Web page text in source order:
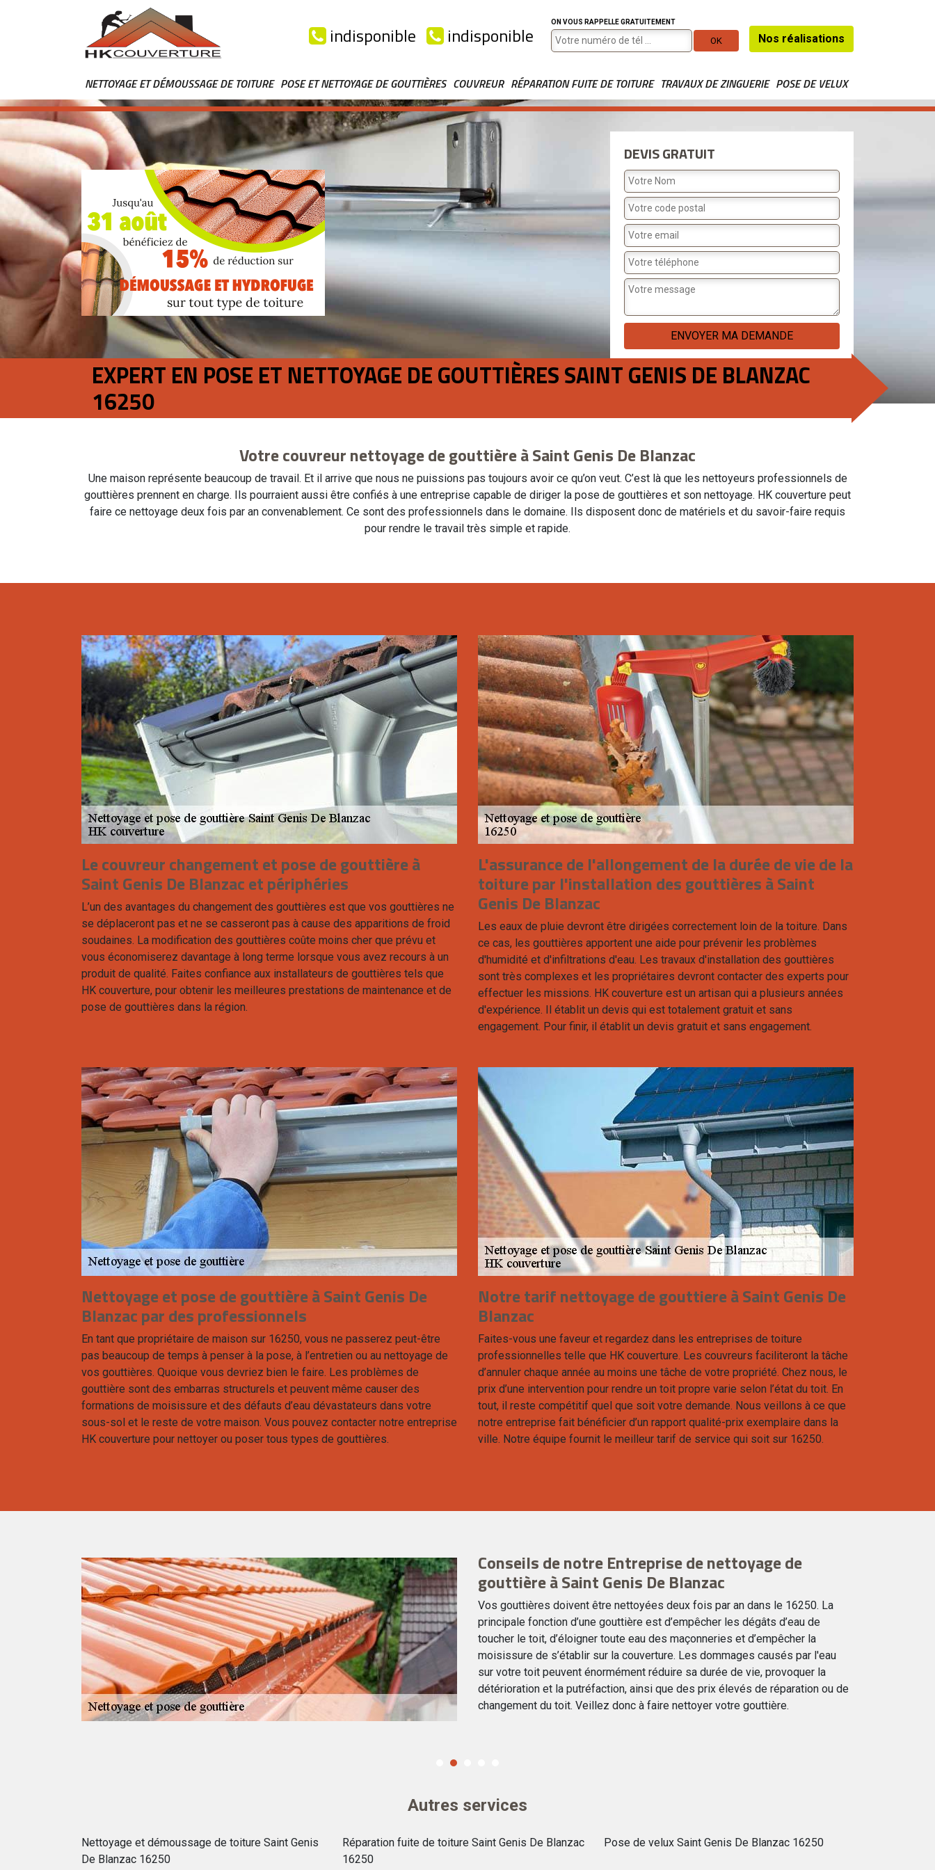
indisponible indisponible
ON VOUS RAPPELLE GRATUITEMENT
Nos réalisations
NETTOYAGE ET DÉMOUSSAGE DE TOITURE POSE ET NETTOYAGE DE GOUTTIÈRES COUVREUR RÉPARATION FUITE DE TOITURE TRAVAUX DE ZINGUERIE POSE DE VELUX
DEVIS GRATUIT
EXPERT EN POSE ET NETTOYAGE DE GOUTTIÈRES SAINT GENIS DE BLANZAC
16250
Votre couvreur nettoyage de gouttière à Saint Genis De Blanzac
Une maison représente beaucoup de travail. Et il arrive que nous ne puissions pas toujours avoir ce qu’on veut. C’est là que les nettoyeurs professionnels de
gouttières prennent en charge. Ils pourraient aussi être confiés à une entreprise capable de diriger la pose de gouttières et son nettoyage. HK couverture peut
faire ce nettoyage deux fois par an convenablement. Ce sont des professionnels dans le domaine. Ils disposent donc de matériels et du savoir-faire requis
pour rendre le travail très simple et rapide.
Le couvreur changement et pose de gouttière à
Saint Genis De Blanzac et périphéries
L’un des avantages du changement des gouttières est que vos gouttières ne
se déplaceront pas et ne se casseront pas à cause des apparitions de froid
soudaines. La modification des gouttières coûte moins cher que prévu et
vous économiserez davantage à long terme lorsque vous avez recours à un
produit de qualité. Faites confiance aux installateurs de gouttières tels que
HK couverture, pour obtenir les meilleures prestations de maintenance et de
pose de gouttières dans la région.
L'assurance de l'allongement de la durée de vie de la
toiture par l'installation des gouttières à Saint
Genis De Blanzac
Les eaux de pluie devront être dirigées correctement loin de la toiture. Dans
ce cas, les gouttières apportent une aide pour prévenir les problèmes
d'humidité et d'infiltrations d'eau. Les travaux d'installation des gouttières
sont très complexes et les propriétaires devront contacter des experts pour
effectuer les missions. HK couverture est un artisan qui a plusieurs années
d'expérience. Il établit un devis qui est totalement gratuit et sans
engagement. Pour finir, il établit un devis gratuit et sans engagement.
Nettoyage et pose de gouttière à Saint Genis De
Blanzac par des professionnels
En tant que propriétaire de maison sur 16250, vous ne passerez peut-être
pas beaucoup de temps à penser à la pose, à l’entretien ou au nettoyage de
vos gouttières. Quoique vous devriez bien le faire. Les problèmes de
gouttière sont des embarras structurels et peuvent même causer des
formations de moisissure et des défauts d’eau dévastateurs dans votre
sous-sol et le reste de votre maison. Vous pouvez contacter notre entreprise
HK couverture pour nettoyer ou poser tous types de gouttières.
Notre tarif nettoyage de gouttiere à Saint Genis De
Blanzac
Faites-vous une faveur et regardez dans les entreprises de toiture
professionnelles telle que HK couverture. Les couvreurs faciliteront la tâche
d’annuler chaque année au moins une tâche de votre propriété. Chez nous, le
prix d’une intervention pour rendre un toit propre varie selon l’état du toit. En
tout, il reste compétitif quel que soit votre demande. Nous veillons à ce que
notre entreprise fait bénéficier d’un rapport qualité-prix exemplaire dans la
ville. Notre équipe fournit le meilleur tarif de service qui soit sur 16250.
Conseils de notre Entreprise de nettoyage de
gouttière à Saint Genis De Blanzac
Vos gouttières doivent être nettoyées deux fois par an dans le 16250. La
principale fonction d’une gouttière est d’empêcher les dégâts d’eau de
toucher le toit, d’éloigner toute eau des maçonneries et d’empêcher la
moisissure de s’établir sur la couverture. Les dommages causés par l'eau
sur votre toit peuvent énormément réduire sa durée de vie, provoquer la
détérioration et la putréfaction, ainsi que des prix élevés de réparation ou de
changement du toit. Veillez donc à faire nettoyer votre gouttière.
Autres services
Nettoyage et démoussage de toiture Saint Genis
De Blanzac 16250
Réparation fuite de toiture Saint Genis De Blanzac
16250
Pose de velux Saint Genis De Blanzac 16250